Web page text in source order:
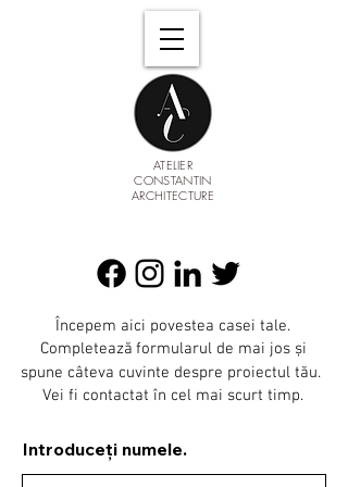
ATELIER
CONSTANTIN
ARCHITECTURE
Începem aici povestea casei tale.
Completează formularul de mai jos și
spune câteva cuvinte despre proiectul tău.
Vei fi contactat în cel mai scurt timp.
Introduceți numele.